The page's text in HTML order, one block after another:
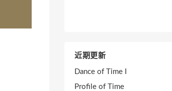
近期更新
Dance of Time I
Profile of Time